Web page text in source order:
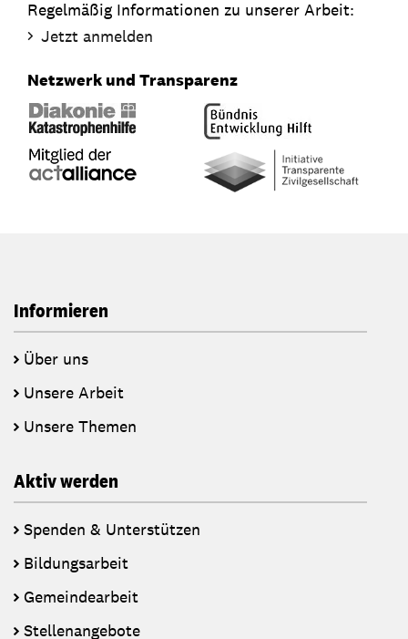
Regelmäßig Informationen zu unserer Arbeit:
Jetzt anmelden
Netzwerk und Transparenz
Informieren
Über uns
Unsere Arbeit
Unsere Themen
Aktiv werden
Spenden & Unterstützen
Bildungsarbeit
Gemeindearbeit
Stellenangebote